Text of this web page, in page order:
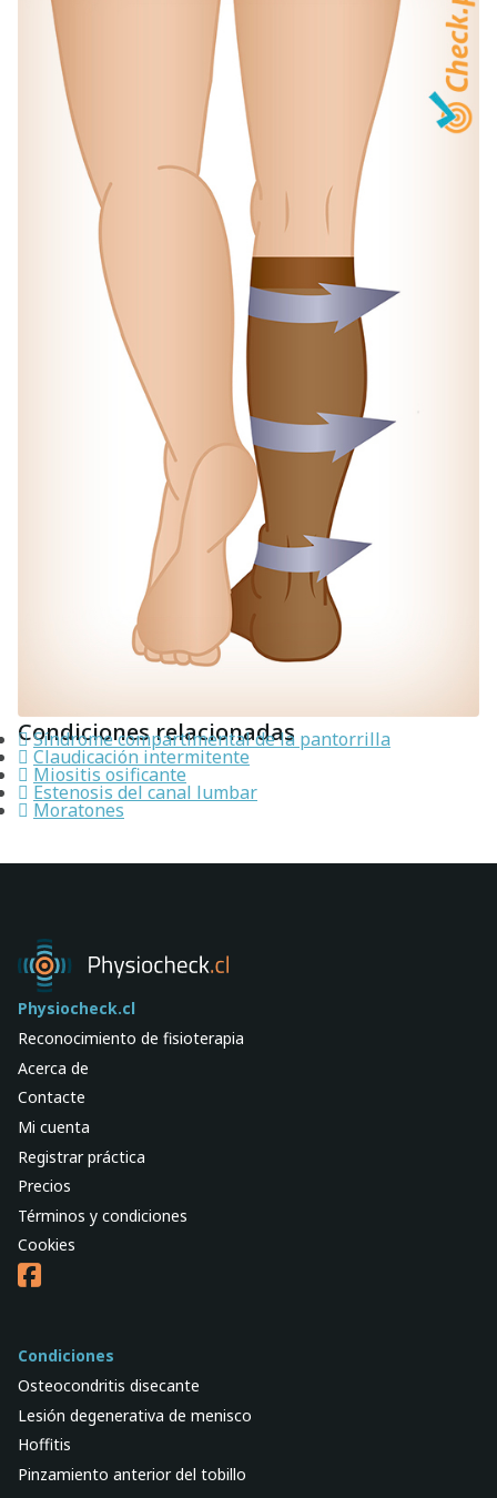
Condiciones relacionadas
Síndrome compartimental de la pantorrilla
Claudicación intermitente
Miositis osificante
Estenosis del canal lumbar
Moratones
Physiocheck.cl
Reconocimiento de fisioterapia
Acerca de
Contacte
Mi cuenta
Registrar práctica
Precios
Términos y condiciones
Cookies
Condiciones
Osteocondritis disecante
Lesión degenerativa de menisco
Hoffitis
Pinzamiento anterior del tobillo